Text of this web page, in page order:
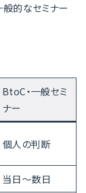
的なセミナー
BtoC・一般セミ
ナー
個人の判断
当日〜数日